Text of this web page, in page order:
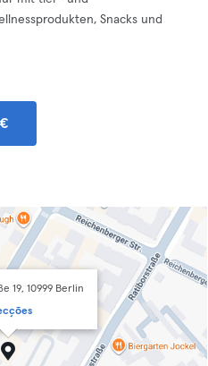
Snacks und
19, 10999 Berlin